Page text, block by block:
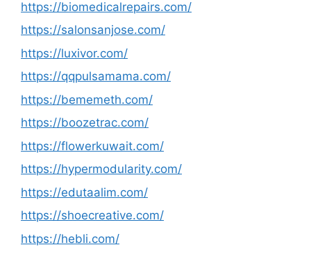
https://biomedicalrepairs.com/
https://salonsanjose.com/
https://luxivor.com/
https://qqpulsamama.com/
https://bememeth.com/
https://boozetrac.com/
https://flowerkuwait.com/
https://hypermodularity.com/
https://edutaalim.com/
https://shoecreative.com/
https://hebli.com/